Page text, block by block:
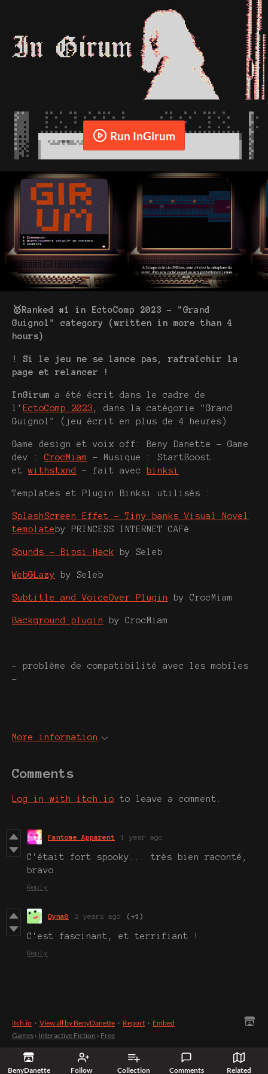
BenyDanette Follow Collection Comments Related
Run InGirum
🥇Ranked #1 in EctoComp 2023 - "Grand
Guignol" category (written in more than 4
hours)
! Si le jeu ne se lance pas, rafraîchir la
page et relancer !
InGirum a été écrit dans le cadre de
l' EctoComp 2023 , dans la catégorie "Grand
Guignol" (jeu écrit en plus de 4 heures)
Game design et voix off: Beny Danette - Game
dev : CrocMiam
- Musique : StartBoost
etwithstxnd - fait avec binksi
Templates et Plugin Binksi utilisés :
SplashScreen Effet - Tiny banks Visual Novel
template by PRINCESS INTERNET CAFé
Sounds - Bipsi Hack by Seleb
WebGLazy by Seleb
Subtitle and VoiceOver Plugin by CrocMiam
Background plugin by CrocMiam
- problème de compatibilité avec les mobiles
-
More information
Comments
Log in with itch.io to leave a comment.
Fantome Apparent 1 year ago
C'était fort spooky... très bien raconté,
bravo.
Reply
Dyna8 2 years ago (+1)
C'est fascinant, et terrifiant !
Reply
itch.io · View all by BenyDanette · Report · Embed
Games › Interactive Fiction › Free